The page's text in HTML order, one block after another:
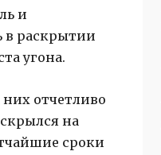
и
в раскрытии
угона.
отчетливо
на
сроки